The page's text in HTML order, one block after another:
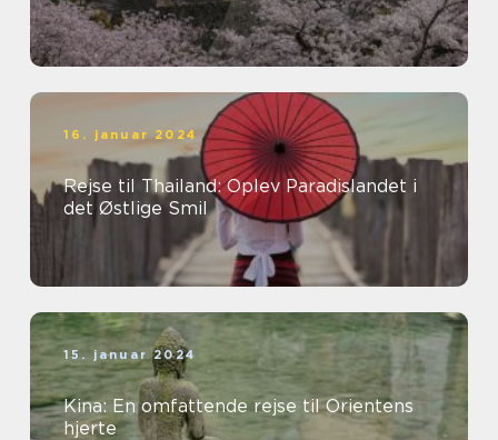
16. januar 2024
Rejse til Thailand: Oplev Paradislandet i
det Østlige Smil
15. januar 2024
Kina: En omfattende rejse til Orientens
hjerte